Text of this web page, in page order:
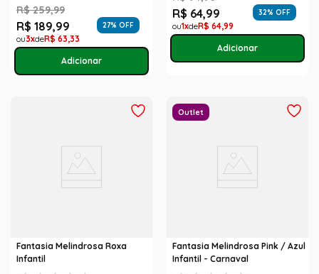
R$ 259,99
R$ 189,99 27% OFF
3 R$ 63,33
R$ 64,99 32% OFF
1 R$ 64,99
Fantasia Melindrosa Roxa
Infantil
Fantasia Melindrosa Pink / Azul
Infantil - Carnaval
Outlet